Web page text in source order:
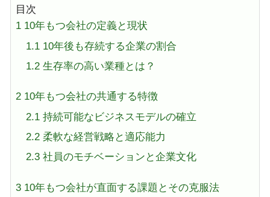
目次
1 10年もつ会社の定義と現状
1.110年後も存続する企業の割合
1.2生存率の高い業種とは？
2 10年もつ会社の共通する特徴
2.1持続可能なビジネスモデルの確立
2.2柔軟な経営戦略と適応能力
2.3社員のモチベーションと企業文化
3 10年もつ会社が直面する課題とその克服法